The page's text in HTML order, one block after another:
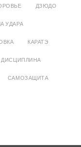
ДЗЮДО
УДАРА
КАРАТЭ
ДИСЦИПЛИНА
САМОЗАЩИТА